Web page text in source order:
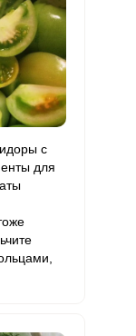
17.3
0
648.1
с
для